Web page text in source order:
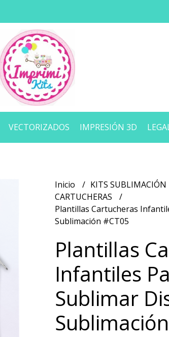
VECTORIZADOS IMPRESIÓN 3D
Inicio KITS SUBLIMACIÓN
CARTUCHERAS
Plantillas Cartucheras
Sublimación #CT05
Plantillas
Infantiles
Sublimar